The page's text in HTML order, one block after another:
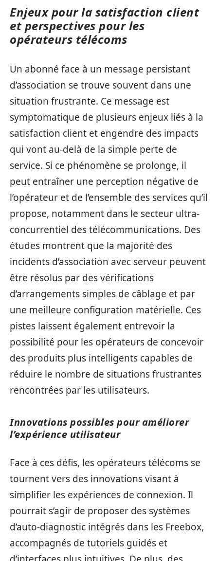
Enjeux pour la satisfaction client
et perspectives pour les
opérateurs télécoms
Un abonné face à un message persistant
d’association se trouve souvent dans une
situation frustrante. Ce message est
symptomatique de plusieurs enjeux liés à la
satisfaction client et engendre des impacts
qui vont au-delà de la simple perte de
service. Si ce phénomène se prolonge, il
peut entraîner une perception négative de
l’opérateur et de l’ensemble des services qu’il
propose, notamment dans le secteur ultra-
concurrentiel des télécommunications. Des
études montrent que la majorité des
incidents d’association avec serveur peuvent
être résolus par des vérifications
d’arrangements simples de câblage et par
une meilleure configuration matérielle. Ces
pistes laissent également entrevoir la
possibilité pour les opérateurs de concevoir
des produits plus intelligents capables de
réduire le nombre de situations frustrantes
rencontrées par les utilisateurs.
Innovations possibles pour améliorer
l’expérience utilisateur
Face à ces défis, les opérateurs télécoms se
tournent vers des innovations visant à
simplifier les expériences de connexion. Il
pourrait s’agir de proposer des systèmes
d’auto-diagnostic intégrés dans les Freebox,
accompagnés de tutoriels guidés et